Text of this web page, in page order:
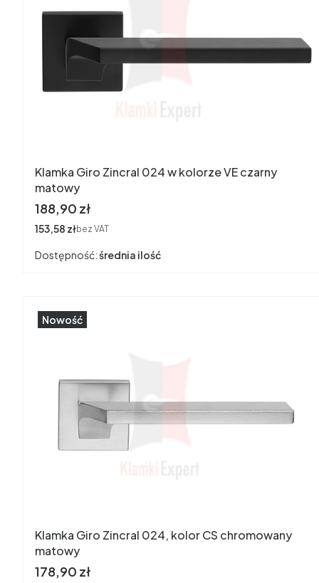
Klamka Giro Zincral 024 w kolorze VE czarny
matowy
Cena
188,90 zł
Cena
153,58 złbez VAT
Dostępność:średnia ilość
Nowość
Klamka Giro Zincral 024, kolor CS chromowany
matowy
Cena
178,90 zł